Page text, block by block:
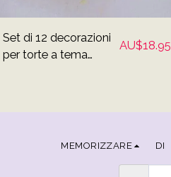
Set di 12 decorazioni
per torte a tema
AU$18.95
MEMORIZZARE DI